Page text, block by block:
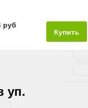
руб
Купить
уп.